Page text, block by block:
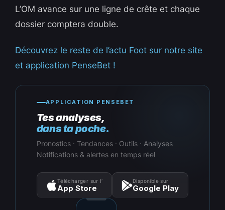
L’OM avance sur une ligne de crête et chaque
dossier comptera double.
Découvrez le reste de l’actu Foot sur notre site
et application PenseBet !
APPLICATION PENSEBET
Tes analyses,
dans ta poche.
Pronostics · Tendances · Outils · Analyses
Notifications & alertes en temps réel
Télécharger sur l’
App Store
Disponible sur
Google Play